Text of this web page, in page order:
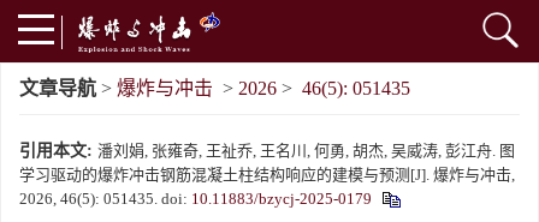
文章导航 > 爆炸与冲击 > 2026 > 46(5): 051435
引用本文: 潘刘娟, 张雍奇, 王祉乔, 王名川, 何勇, 胡杰, 吴威涛, 彭江舟. 图
学习驱动的爆炸冲击钢筋混凝土柱结构响应的建模与预测[J]. 爆炸与冲击,
2026, 46(5): 051435. doi: 10.11883/bzycj-2025-0179